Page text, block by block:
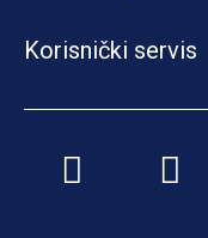
Korisnički servis